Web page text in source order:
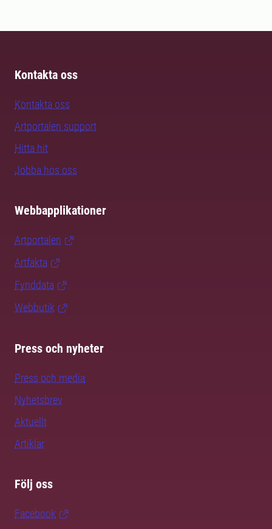
Kontakta oss
Kontakta oss
Artportalen support
Hitta hit
Jobba hos oss
Webbapplikationer
Artportalen
Artfakta
Fynddata
Webbutik
Press och nyheter
Press och media
Nyhetsbrev
Aktuellt
Artiklar
Följ oss
Facebook